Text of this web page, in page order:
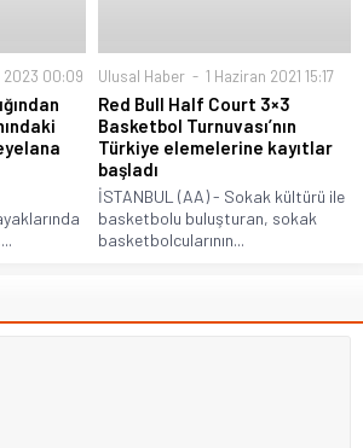
2023 00:09 Ulusal Haber 1 Haziran 2021 15:17
Red Bull Half Court 3×3
Basketbol Turnuvası’nın
Türkiye elemelerine kayıtlar
başladı
İSTANBUL (AA) - Sokak kültürü ile
basketbolu buluşturan, sokak
basketbolcularının...